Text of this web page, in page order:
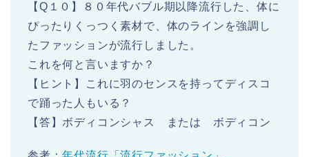
【Q１０】８０年代バブル期以降流行した、体に
ぴったりくっつく素材で、体のラインを強調し
たファッションが流行しました。
これを何と言いますか？
【ヒント】これに羽のセンスを持ってディスコ
で踊った人もいる？
【答】ボディコンシャス または ボディコン